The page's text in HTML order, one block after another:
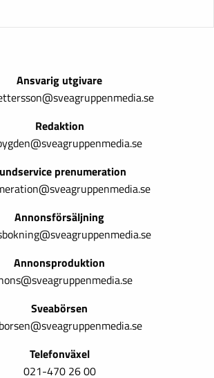
Ansvarig utgivare
Redaktion
prenumeration
Annonsförsäljning
Annonsproduktion
Sveabörsen
Telefonväxel
021-470 26 00